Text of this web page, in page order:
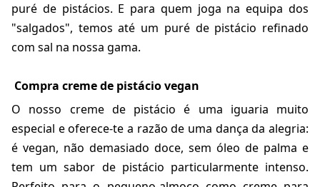
puré de pistácios. E para quem joga na equipa dos
"salgados", temos até um puré de pistácio refinado
com sal na nossa gama.
Compra creme de pistácio vegan
O nosso creme de pistácio é uma iguaria muito
especial e oferece-te a razão de uma dança da alegria:
é vegan, não demasiado doce, sem óleo de palma e
tem um sabor de pistácio particularmente intenso.